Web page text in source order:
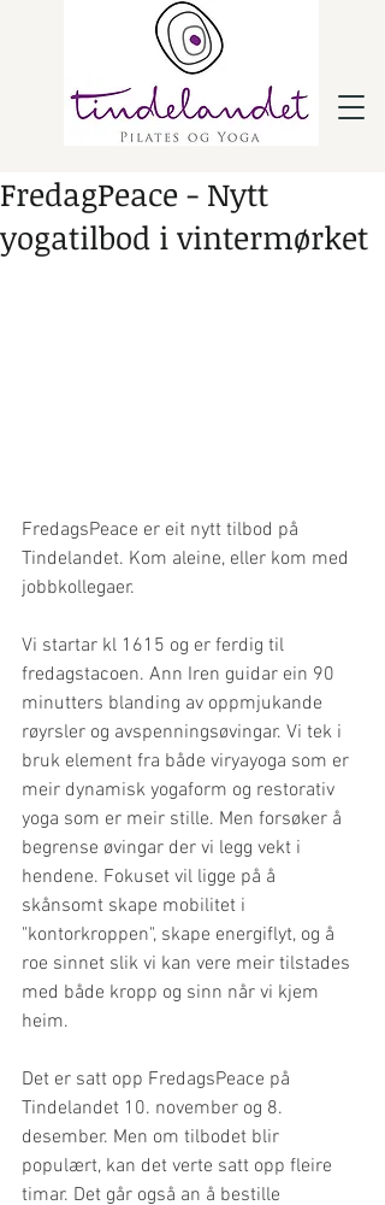
FredagPeace - Nytt
yogatilbod i vintermørket
FredagsPeace er eit nytt tilbod på
Tindelandet. Kom aleine, eller kom med
jobbkollegaer.
Vi startar kl 1615 og er ferdig til
fredagstacoen. Ann Iren guidar ein 90
minutters blanding av oppmjukande
røyrsler og avspenningsøvingar. Vi tek i
bruk element fra både viryayoga som er
meir dynamisk yogaform og restorativ
yoga som er meir stille. Men forsøker å
begrense øvingar der vi legg vekt i
hendene. Fokuset vil ligge på å
skånsomt skape mobilitet i
"kontorkroppen", skape energiflyt, og å
roe sinnet slik vi kan vere meir tilstades
med både kropp og sinn når vi kjem
heim.
Det er satt opp FredagsPeace på
Tindelandet 10. november og 8.
desember. Men om tilbodet blir
populært, kan det verte satt opp fleire
timar. Det går også an å bestille